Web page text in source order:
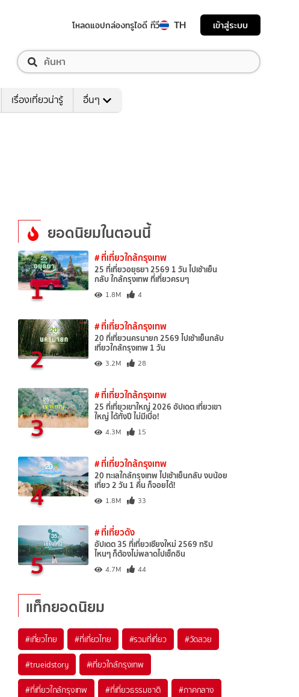
โหลดแอปกล่องทรูไอดี ทีวี TH เข้าสู่ระบบ
เรื่องเที่ยวน่ารู้ อื่นๆ
ยอดนิยมในตอนนี้
1
# ที่เที่ยวใกล้กรุงเทพ
25 ที่เที่ยวอยุธยา 2569 1 วัน ไปเช้าเย็น
กลับ ใกล้กรุงเทพ ที่เที่ยวครบๆ
1.8M 4
2
# ที่เที่ยวใกล้กรุงเทพ
20 ที่เที่ยวนครนายก 2569 ไปเช้าเย็นกลับ
เที่ยวใกล้กรุงเทพ 1 วัน
3.2M 28
3
# ที่เที่ยวใกล้กรุงเทพ
25 ที่เที่ยวเขาใหญ่ 2026 อัปเดต เที่ยวเขา
ใหญ่ ได้ทั้งปี ไม่มีเบื่อ!
4.3M 15
4
# ที่เที่ยวใกล้กรุงเทพ
20 ทะเลใกล้กรุงเทพ ไปเช้าเย็นกลับ งบน้อย
เที่ยว 2 วัน 1 คืน ก็จอยได้!
1.8M 33
5
# ที่เที่ยวดัง
อัปเดต 35 ที่เที่ยวเชียงใหม่ 2569 ทริป
ไหนๆ ก็ต้องไม่พลาดไปเช็กอิน
4.7M 44
แท็กยอดนิยม
#เที่ยวไทย #ที่เที่ยวไทย #รวมที่เที่ยว #วัดสวย
#trueidstory #เที่ยวใกล้กรุงเทพ
#ที่เที่ยวใกล้กรุงเทพ #ที่เที่ยวธรรมชาติ #ภาคกลาง